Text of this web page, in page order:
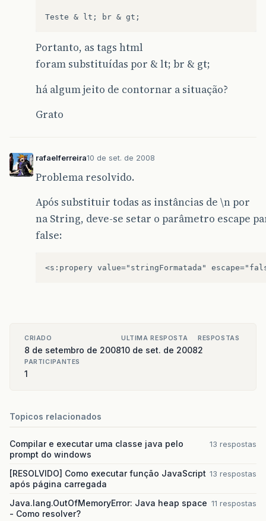
Portanto, as tags html
foram substituídas por & lt; br & gt;
há algum jeito de contornar a situação?
Grato
rafaelferreira10 de set. de 2008
Problema resolvido.
Após substituir todas as instâncias de \n por
na String, deve-se setar o parâmetro escape
false:
CRIADO
8 de setembro de 2008
ULTIMA RESPOSTA
10 de set. de 2008
RESPOSTAS
2
PARTICIPANTES
1
Topicos relacionados
Compilar e executar uma classe java pelo
prompt do windows
13 respostas
[RESOLVIDO] Como executar função JavaScript
após página carregada
13 respostas
Java.lang.OutOfMemoryError: Java heap space
- Como resolver?
11 respostas